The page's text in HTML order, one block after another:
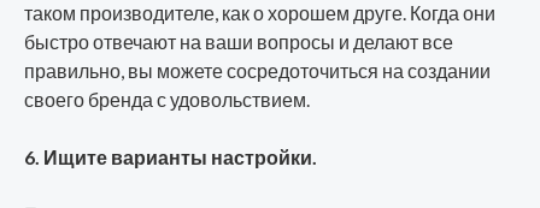
таком производителе, как о хорошем друге. Когда они
быстро отвечают на ваши вопросы и делают все
правильно, вы можете сосредоточиться на создании
своего бренда с удовольствием.
6. Ищите варианты настройки.